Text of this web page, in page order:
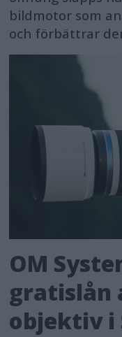
bildmotor som
och förbättrar
OM
gratislån
objektiv i